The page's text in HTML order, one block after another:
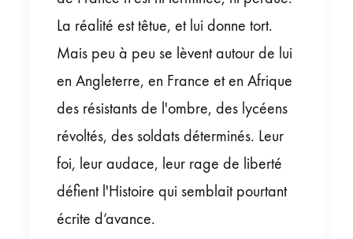
La réalité est têtue, et lui donne tort.
Mais peu à peu se lèvent autour de lui
en Angleterre, en France et en Afrique
des résistants de l'ombre, des lycéens
révoltés, des soldats déterminés. Leur
foi, leur audace, leur rage de liberté
défient l'Histoire qui semblait pourtant
écrite d’avance.